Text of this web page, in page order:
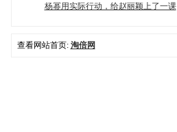
杨幂用实际行动，给赵丽颖上了一课
查看网站首页: 淘倍网